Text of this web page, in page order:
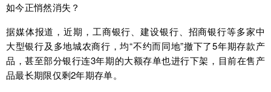
如今正悄然消失？
据媒体报道，近期， 工商银行 、建设银行 招商银行等多家中
大型银行及多地城农商行，均“不约而同地”撤下了5年期存款产
品，甚至部分银行连3年期的大额存单也进行下架，目前在售产
品最长期限仅剩2年期存单。